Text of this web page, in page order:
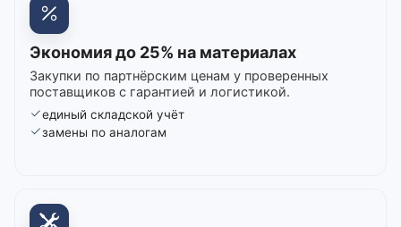
Экономия до 25% на материалах
Закупки по партнёрским ценам у проверенных
поставщиков с гарантией и логистикой.
единый складской учёт
замены по аналогам